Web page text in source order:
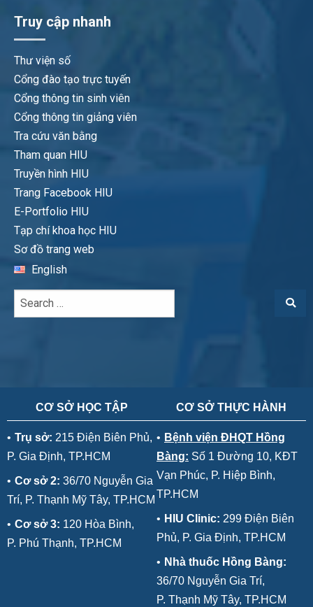
Truy cập nhanh
Thư viện số
Cổng đào tạo trực tuyến
Cổng thông tin sinh viên
Cổng thông tin giảng viên
Tra cứu văn bằng
Tham quan HIU
Truyền hình HIU
Trang Facebook HIU
E-Portfolio HIU
Tạp chí khoa học HIU
Sơ đồ trang web
English
CƠ SỞ HỌC TẬP
• Trụ sở: 215 Điện Biên Phủ,
P. Gia Định, TP.HCM
• Cơ sở 2: 36/70 Nguyễn Gia
Trí, P. Thạnh Mỹ Tây, TP.HCM
• Cơ sở 3: 120 Hòa Bình,
P. Phú Thạnh, TP.HCM
CƠ SỞ THỰC HÀNH
• Bệnh viện ĐHQT Hồng
Bàng: Số 1 Đường 10, KĐT
Vạn Phúc, P. Hiệp Bình,
TP.HCM
• HIU Clinic: 299 Điện Biên
Phủ, P. Gia Định, TP.HCM
• Nhà thuốc Hồng Bàng:
36/70 Nguyễn Gia Trí,
P. Thạnh Mỹ Tây, TP.HCM